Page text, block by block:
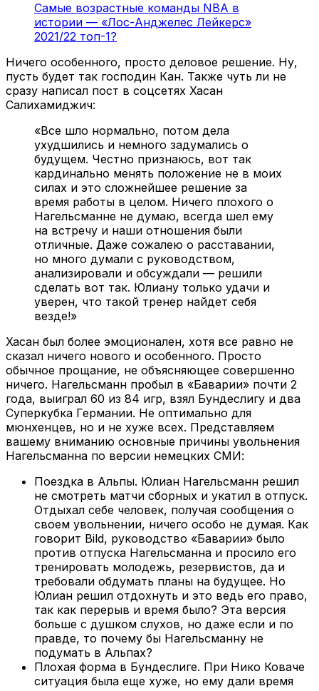
Самые возрастные команды NBA в
истории — «Лос-Анджелес Лейкерс»
2021/22 топ-1?
Ничего особенного, просто деловое решение. Ну,
пусть будет так господин Кан. Также чуть ли не
сразу написал пост в соцсетях Хасан
Салихамиджич:
«Все шло нормально, потом дела
ухудшились и немного задумались о
будущем. Честно признаюсь, вот так
кардинально менять положение не в моих
силах и это сложнейшее решение за
время работы в целом. Ничего плохого о
Нагельсманне не думаю, всегда шел ему
на встречу и наши отношения были
отличные. Даже сожалею о расставании,
но много думали с руководством,
анализировали и обсуждали — решили
сделать вот так. Юлиану только удачи и
уверен, что такой тренер найдет себя
везде!»
Хасан был более эмоционален, хотя все равно не
сказал ничего нового и особенного. Просто
обычное прощание, не объясняющее совершенно
ничего. Нагельсманн пробыл в «Баварии» почти 2
года, выиграл 60 из 84 игр, взял Бундеслигу и два
Суперкубка Германии. Не оптимально для
мюнхенцев, но и не хуже всех. Представляем
вашему вниманию основные причины увольнения
Нагельсманна по версии немецких СМИ:
Поездка в Альпы. Юлиан Нагельсманн решил
не смотреть матчи сборных и укатил в отпуск.
Отдыхал себе человек, получая сообщения о
своем увольнении, ничего особо не думая. Как
говорит Bild, руководство «Баварии» было
против отпуска Нагельсманна и просило его
тренировать молодежь, резервистов, да и
требовали обдумать планы на будущее. Но
Юлиан решил отдохнуть и это ведь его право,
так как перерыв и время было? Эта версия
больше с душком слухов, но даже если и по
правде, то почему бы Нагельсманну не
подумать в Альпах?
Плохая форма в Бундеслиге. При Нико Коваче
ситуация была еще хуже, но ему дали время